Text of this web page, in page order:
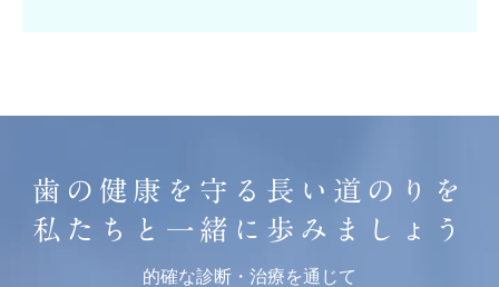
歯の健康を守る長い道のりを
私たちと一緒に歩みましょう
的確な診断・治療を通じて